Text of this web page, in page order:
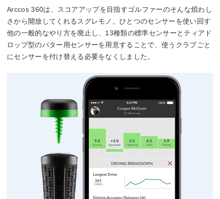
Arccos 360は、スコアアップを目指すゴルファーのそんな煩わし
さから開放してくれるスグレモノ。ひとつのセンサーを使い回す
他の一般的なやり方を廃止し、13種類の標準センサーとティアド
ロップ型のパター用センサーを用意することで、使うクラブごと
にセンサーを付け替える必要をなくしました。